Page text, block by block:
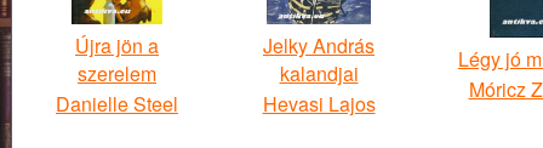
Újra jön a
szerelem
Danielle Steel
Jelky András
kalandjai
Hevasi Lajos
Légy jó
Móricz